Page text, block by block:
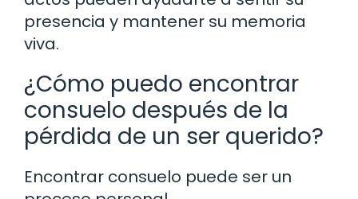
presencia y mantener su memoria
viva.
¿Cómo puedo encontrar
consuelo después de la
pérdida de un ser querido?
Encontrar consuelo puede ser un